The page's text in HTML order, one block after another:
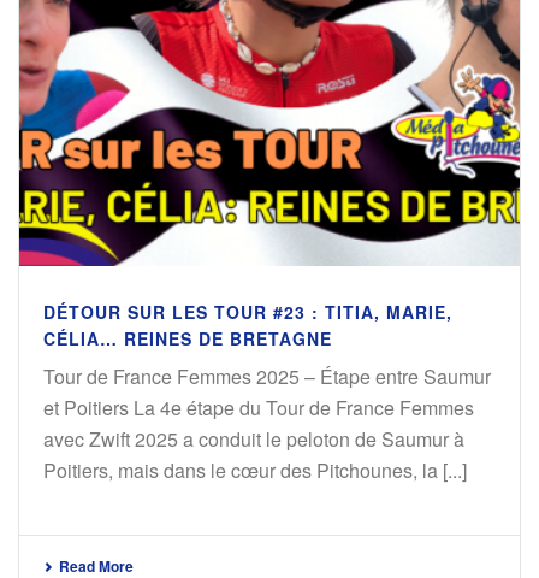
DÉTOUR SUR LES TOUR #23 : TITIA, MARIE,
CÉLIA… REINES DE BRETAGNE
Tour de France Femmes 2025 – Étape entre Saumur
et Poitiers La 4e étape du Tour de France Femmes
avec Zwift 2025 a conduit le peloton de Saumur à
Poitiers, mais dans le cœur des Pitchounes, la [...]
Read More